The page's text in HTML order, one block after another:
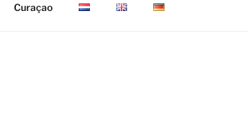
Curaçao